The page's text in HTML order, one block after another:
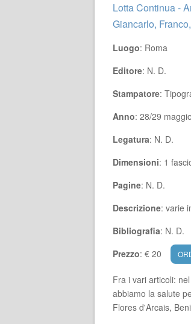
Lotta Continua -
Giancarlo,
Luogo: Roma
Editore: N. D.
Stampatore:
Anno: 28/29
Legatura: N. D.
Dimensioni: 1
Pagine: N. D.
Descrizione: varie
Bibliografia: N. D.
Prezzo: € 20
Fra i vari articoli:
abbiamo la salute
Flores d'Arcais,